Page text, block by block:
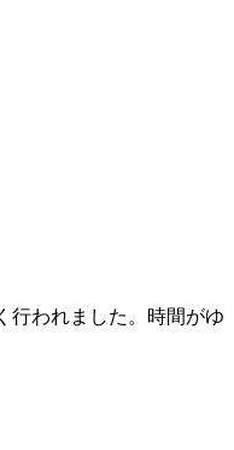
行われました。時間がゆ